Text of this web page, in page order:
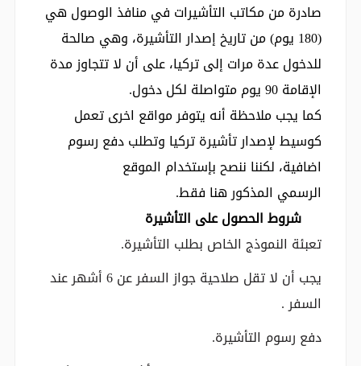
صادرة من مكاتب التأشيرات في منافذ الوصول هي
(180 يوم) من تاريخ إصدار التأشيرة، وهي صالحة
للدخول عدة مرات إلى تركيا، على أن لا تتجاوز مدة
الإقامة 90 يوم متواصلة لكل دخول.
كما يجب ملاحظة أنه يتوفر مواقع اخرى تعمل
كوسيط لإصدار تأشيرة تركيا وتطلب دفع رسوم
اضافية، لكننا ننصح بإستخدام الموقع
الرسمي المذكور هنا فقط.
شروط الحصول على التأشيرة
تعبئة النموذج الخاص بطلب التأشيرة.
يجب أن لا تقل صلاحية جواز السفر عن 6 أشهر عند
السفر .
دفع رسوم التأشيرة.